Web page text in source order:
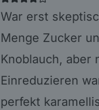
War erst
Menge Zucker
Knoblauch, aber
Einreduzieren
perfekt